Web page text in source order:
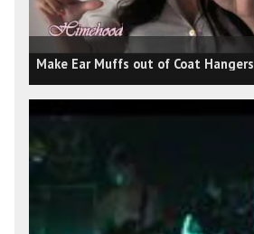
Make Ear Muffs out of Coat Hangers